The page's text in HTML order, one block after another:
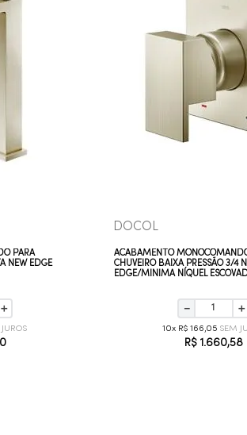
PARA
NEW EDGE
＋
COMPRAR AGORA
VEJA MAIS
DOCOL
ACABAMENTO
CHUVEIRO BAIXA PRESSÃO 3/4
EDGE/MINIMA NÍQUEL
＋
－
10 R$ 166,05
R$ 1 .660,58